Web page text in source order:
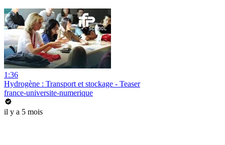
1:36
Hydrogène : Transport et stockage - Teaser
france-universite-numerique
il y a 5 mois